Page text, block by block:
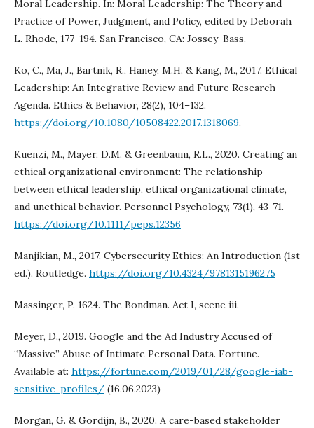
Moral Leadership. In: Moral Leadership: The Theory and
Practice of Power, Judgment, and Policy, edited by Deborah
L. Rhode, 177-194. San Francisco, CA: Jossey-Bass.
Ko, C., Ma, J., Bartnik, R., Haney, M.H. & Kang, M., 2017. Ethical
Leadership: An Integrative Review and Future Research
Agenda. Ethics & Behavior, 28(2), 104–132.
https://doi.org/10.1080/10508422.2017.1318069.
Kuenzi, M., Mayer, D.M. & Greenbaum, R.L., 2020. Creating an
ethical organizational environment: The relationship
between ethical leadership, ethical organizational climate,
and unethical behavior. Personnel Psychology, 73(1), 43-71.
https://doi.org/10.1111/peps.12356
Manjikian, M., 2017. Cybersecurity Ethics: An Introduction (1st
ed.). Routledge. https://doi.org/10.4324/9781315196275
Massinger, P. 1624. The Bondman. Act I, scene iii.
Meyer, D., 2019. Google and the Ad Industry Accused of
“Massive” Abuse of Intimate Personal Data. Fortune.
Available at: https://fortune.com/2019/01/28/google-iab-
sensitive-profiles/ (16.06.2023)
Morgan, G. & Gordijn, B., 2020. A care-based stakeholder